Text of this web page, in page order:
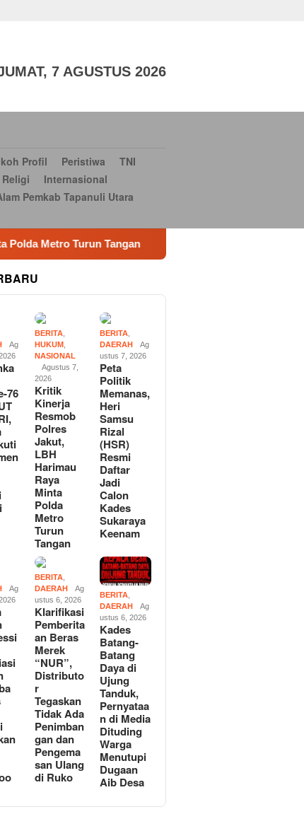
7 AGUSTUS 2026
Profil Peristiwa
TNI
Religi
Internasional
Pemkab Tapanuli Utara
Peta Politik Memanas, Heri Samsu Rizal (HSR)
Ag
76
BERITA,
HUKUM,
NASIONAL
Agustus 7,
2026
Kritik
Kinerja
Resmob
Polres
Jakut,
LBH
Harimau
Raya
Minta
Polda
Metro
Turun
Tangan
BERITA
DAERAH
Ag
ustus 7, 2026
Peta
Politik
Memanas,
Heri
Samsu
Rizal
(HSR)
Resmi
Daftar
Jadi
Calon
Kades
Sukaraya
Keenam
Ag
BERITA,
DAERAH
Ag
ustus 6, 2026
Klarifikasi
Pemberita
an Beras
Merek
“NUR”,
Distributo
r
Tegaskan
Tidak Ada
Penimban
gan dan
Pengema
san Ulang
di Ruko
BERITA
DAERAH
Ag
ustus 6, 2026
Kades
Batang-
Batang
Daya di
Ujung
Tanduk,
Pernyataa
n di Media
Dituding
Warga
Menutupi
Dugaan
Aib Desa